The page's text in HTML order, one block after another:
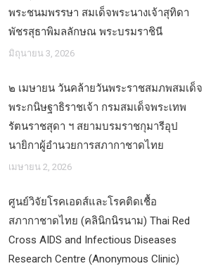
พระชนมพรรษา สมเด็จพระนางเจ้าสุทิดา
พัชรสุธาพิมลลักษณ พระบรมราชินี
มิถุนายน 3, 2026
๒ เมษายน วันคล้ายวันพระราชสมภพสมเด็จ
พระกนิษฐาธิราชเจ้า กรมสมเด็จพระเทพ
รัตนราชสุดา ฯ สยามบรมราชกุมารีอุป
นายิกาผู้อำนวยการสภากาชาดไทย
เมษายน 2, 2026
ศูนย์วิจัยโรคเอดส์และโรคติดเชื้อ
สภากาชาดไทย (คลินิกนิรนาม) Thai Red
Cross AIDS and Infectious Diseases
Research Centre (Anonymous Clinic)